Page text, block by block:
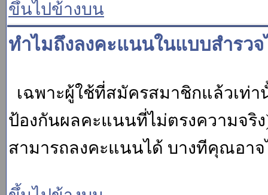
ขึ้นไปข้างบน
ทำไมถึงลงคะแนนในแบบสำรวจ
เฉพาะผู้ใช้ที่สมัครสมาชิกแล้วเท่
ป้องกันผลคะแนนที่ไม่ตรงความจ
สามารถลงคะแนนได้ บางทีคุณอา